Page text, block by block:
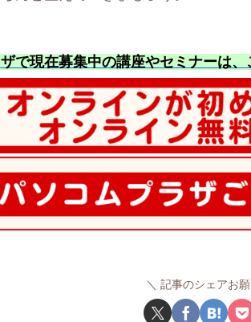
で現在募集中の講座やセミナーは
記事のシェアお